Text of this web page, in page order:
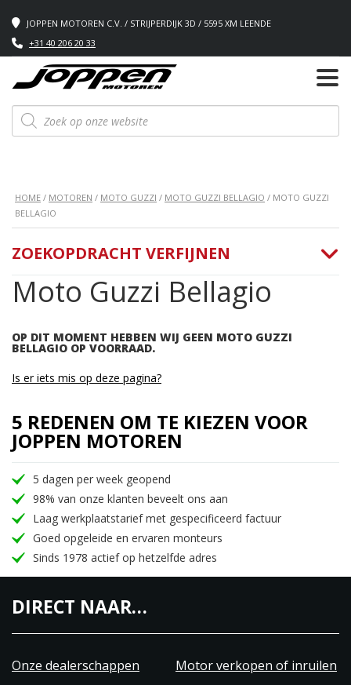
JOPPEN MOTOREN C.V. / STRIJPERDIJK 3D / 5595 XM LEENDE
+31 40 206 20 33
Producten
zoeken
HOME / MOTOREN / MOTO GUZZI / MOTO GUZZI BELLAGIO / MOTO GUZZI
BELLAGIO
Moto Guzzi Bellagio
OP DIT MOMENT HEBBEN WIJ GEEN MOTO GUZZI
BELLAGIO OP VOORRAAD.
ZOEKOPDRACHT VERFIJNEN
Is er iets mis op deze pagina?
5 REDENEN OM TE KIEZEN VOOR
JOPPEN MOTOREN
5 dagen per week geopend
98% van onze klanten beveelt ons aan
Laag werkplaatstarief met gespecificeerd factuur
Goed opgeleide en ervaren monteurs
Sinds 1978 actief op hetzelfde adres
DIRECT NAAR…
Onze dealerschappen
Motor verkopen of inruilen